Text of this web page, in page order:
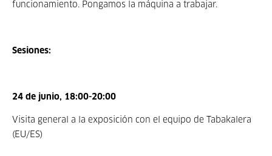
funcionamiento. Pongamos la máquina a trabajar.
Sesiones:
24 de junio, 18:00-20:00
Visita general a la exposición con el equipo de Tabakalera
(EU/ES)